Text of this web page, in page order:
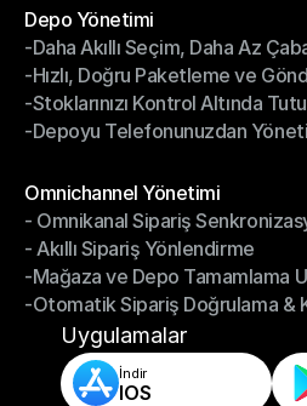
Depo Yönetimi
Depo Yönetimi
-Daha Akıllı Seçim, Daha Az
-Daha Akıllı Seçim, Daha Az
-Hızlı, Doğru Paketleme ve
-Hızlı, Doğru Paketleme ve
-Stoklarınızı Kontrol Altında
-Stoklarınızı Kontrol Altında
-Depoyu Telefonunuzdan
Omnichannel Yönetimi
Omnichannel Yönetimi
- Omnikanal Sipariş
- Omnikanal Sipariş
- Akıllı Sipariş Yönlendirme
- Akıllı Sipariş Yönlendirme
-Mağaza ve Depo Tamamlama
-Mağaza ve Depo Tamamlama
-Otomatik Sipariş Doğrulama &
-Otomatik Sipariş Doğrulama &
Uygulamalar
İndir
IOS